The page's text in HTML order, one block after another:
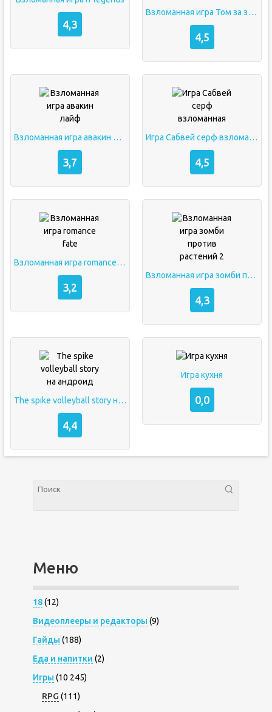
4,3
Взломанная игра Том за золотом
4,5
Взломанная игра авакин лайф
3,7
Игра Сабвей серф взломанная
4,5
Взломанная игра romance fate
3,2
Взломанная игра зомби против растений 2
4,3
The spike volleyball story на андроид
4,4
Игра кухня
0,0
Меню
18(12)
Видеоплееры и редакторы (9)
Гайды (188)
Еда и напитки (2)
Игры (10 245)
RPG (111)